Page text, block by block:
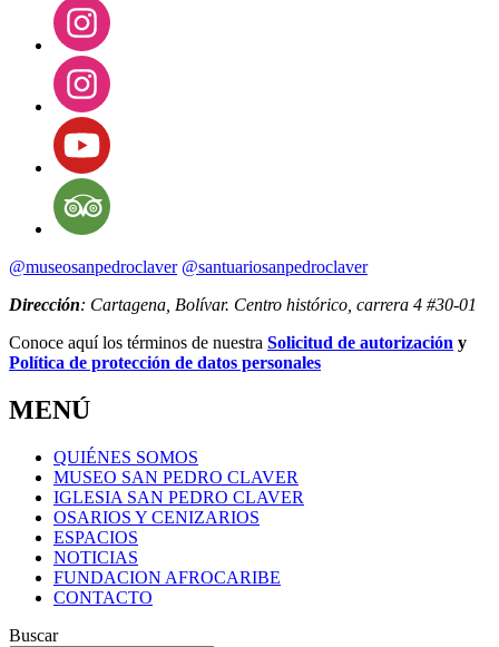
@museosanpedroclaver @santuariosanpedroclaver
Dirección: Cartagena, Bolívar. Centro histórico, carrera 4 #30-01
Conoce aquí los términos de nuestra Solicitud de autorización y
Política de protección de datos personales
MENÚ
QUIÉNES SOMOS
MUSEO SAN PEDRO CLAVER
IGLESIA SAN PEDRO CLAVER
OSARIOS Y CENIZARIOS
ESPACIOS
NOTICIAS
FUNDACION AFROCARIBE
CONTACTO
Buscar